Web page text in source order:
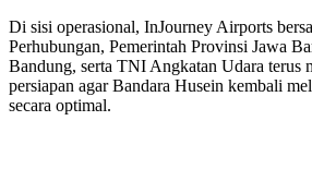
Di sisi operasional, InJourney Airports
Perhubungan, Pemerintah Provinsi Jawa
Bandung, serta TNI Angkatan Udara terus
persiapan agar Bandara Husein kembali
secara optimal.